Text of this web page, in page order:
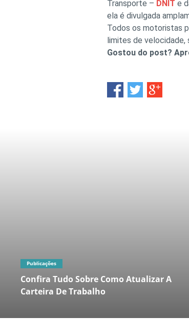
Transporte – DNITe
ela é divulgada
Todos os motoristas
limites de velocidade,
Gostou do post?
Publicações
Confira Tudo Sobre Como Atualizar A
Carteira De Trabalho